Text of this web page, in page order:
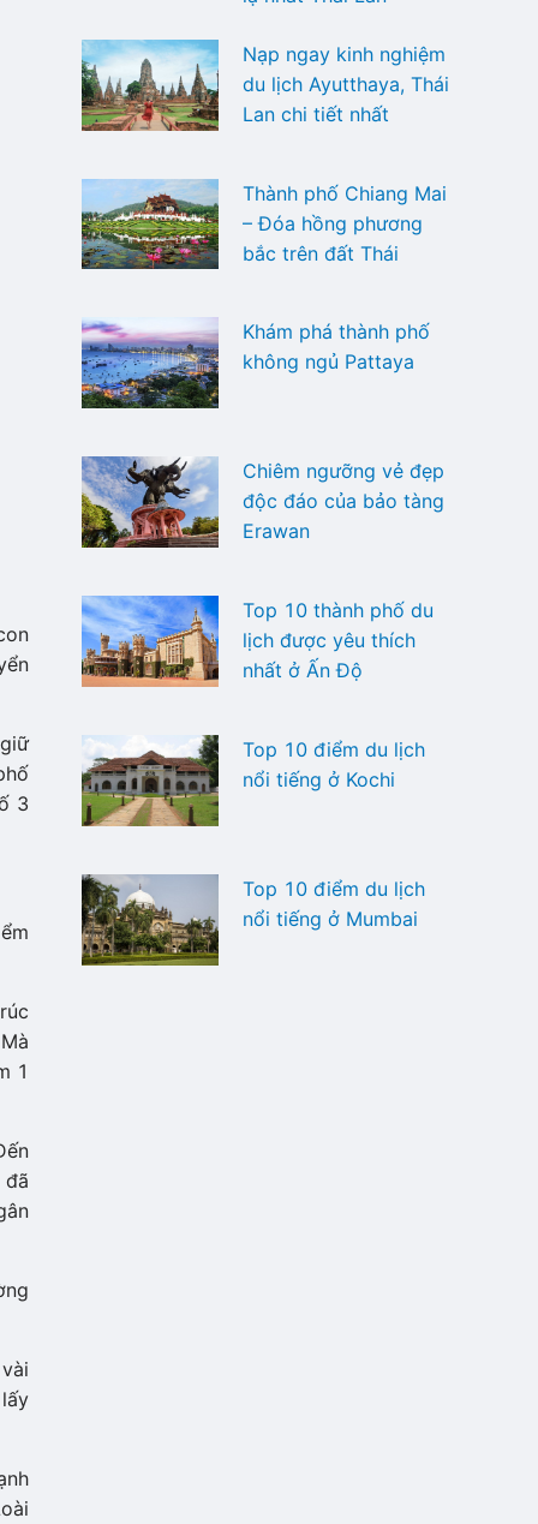
3
1
Nạp ngay kinh nghiệm
du lịch Ayutthaya, Thái
Lan chi tiết nhất
Thành phố Chiang Mai
– Đóa hồng phương
bắc trên đất Thái
Khám phá thành phố
không ngủ Pattaya
Chiêm ngưỡng vẻ đẹp
độc đáo của bảo tàng
Erawan
Top 10 thành phố du
lịch được yêu thích
nhất ở Ấn Độ
Top 10 điểm du lịch
nổi tiếng ở Kochi
Top 10 điểm du lịch
nổi tiếng ở Mumbai